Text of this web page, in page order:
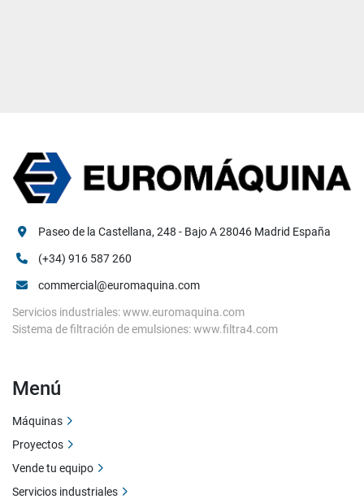
Paseo de la Castellana, 248 - Bajo A 28046 Madrid España
(+34) 916 587 260
commercial@euromaquina.com
Servicios industriales: www.euromaquina.com
Sistema de filtración de emulsiones: www.filtra4.com
Menú
Máquinas
Proyectos
Vende tu equipo
Servicios industriales